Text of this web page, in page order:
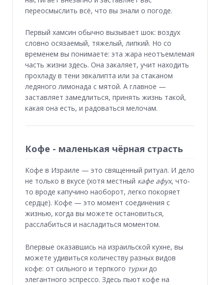
переосмыслить всё, что вы знали о погоде.
Первый хамсин обычно вызывает шок: воздух
словно осязаемый, тяжелый, липкий. Но со
временем вы понимаете: эта жара неотъемлемая
часть жизни здесь. Она закаляет, учит находить
прохладу в тени эвкалипта или за стаканом
ледяного лимонада с мятой. А главное —
заставляет замедлиться, принять жизнь такой,
какая она есть, и радоваться мелочам.
Кофе - маленькая чёрная страсть
Кофе в Израиле — это священный ритуал. И дело
не только в вкусе (хотя местный кафе афух, что-
то вроде капучино наоборот, легко покоряет
сердце). Кофе — это момент соединения с
жизнью, когда вы можете остановиться,
расслабиться и насладиться моментом.
Впервые оказавшись на израильской кухне, вы
можете удивиться количеству разных видов
кофе: от сильного и терпкого туркидо
элегантного эспрессо. Здесь пьют кофе на